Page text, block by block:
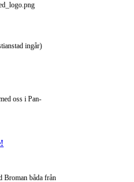
ingår)
oss i Pan-
Broman båda från